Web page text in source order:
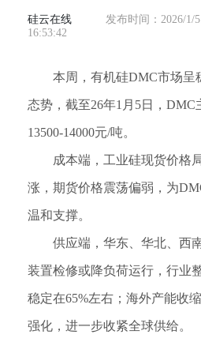
硅云在线
发布时间：2026/1/5
16:53:42
本周，有机硅DMC市场呈
态势，截至26年1月5日，DMC
13500-14000元/吨。
成本端，工业硅现货价格
涨，期货价格震荡偏弱，为
温和支撑。
供应端，华东、华北、西
装置检修或降负荷运行，行业
稳定在65%左右；海外产能收
强化，进一步收紧全球供给。